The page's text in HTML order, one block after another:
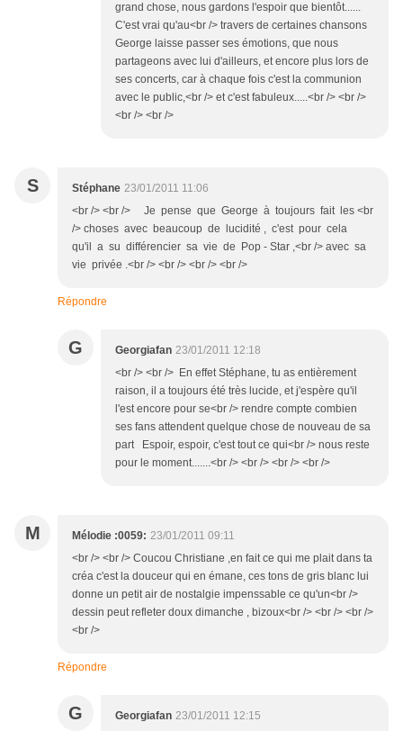
grand chose, nous gardons l'espoir que bientôt......
C'est vrai qu'au<br /> travers de certaines chansons
George laisse passer ses émotions, que nous
partageons avec lui d'ailleurs, et encore plus lors de
ses concerts, car à chaque fois c'est la communion
avec le public,<br /> et c'est fabuleux.....<br /> <br />
<br /> <br />
S Stéphane 23/01/2011 11:06
<br /> <br /> Je pense que George à toujours fait les <br
/> choses avec beaucoup de lucidité , c'est pour cela
qu'il a su différencier sa vie de Pop - Star ,<br /> avec sa
vie privée .<br /> <br /> <br /> <br />
Répondre
G Georgiafan 23/01/2011 12:18
<br /> <br /> En effet Stéphane, tu as entièrement
raison, il a toujours été très lucide, et j'espère qu'il
l'est encore pour se<br /> rendre compte combien
ses fans attendent quelque chose de nouveau de sa
part Espoir, espoir, c'est tout ce qui<br /> nous reste
pour le moment.......<br /> <br /> <br /> <br />
M Mélodie :0059: 23/01/2011 09:11
<br /> <br /> Coucou Christiane ,en fait ce qui me plait dans ta
créa c'est la douceur qui en émane, ces tons de gris blanc lui
donne un petit air de nostalgie impenssable ce qu'un<br />
dessin peut refleter doux dimanche , bizoux<br /> <br /> <br />
<br />
Répondre
G Georgiafan 23/01/2011 12:15